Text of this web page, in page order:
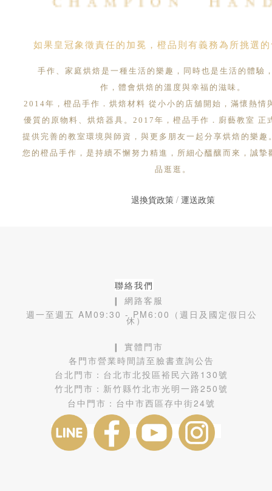
如果皇冠象徵責任的加冕，橙品則有義務為所挑選
手作、家庭烘焙是一種生活的樂趣，同時也是生活的體驗
作，體會烘焙的溫度與幸福的滋味。
2014年，橙品手作．烘焙材料 從小小的店舖開始，滿懷熱情
優質的原物料、烘焙器具。2017年，橙品手作．廚藝教室 正
提供完善的教室環境與師資，與更多朋友一起分享烘焙的樂趣
您的橙品手作，是持續不懈努力精進，所細心醞釀而來，誠摯
品逛逛。
退換貨政策/ 運送政策
聯絡我們
❙ 網路客服
週一至週五 AM09:30 - PM6:00（週日及國定假日公
休）
❙ 實體門市
各門市營業時間請至臉書查詢公告
台北門市： 台北市北投區裕民六路130號
竹北門市： 新竹縣竹北市光明一路250號
台中門市： 台中市西區存中街24號